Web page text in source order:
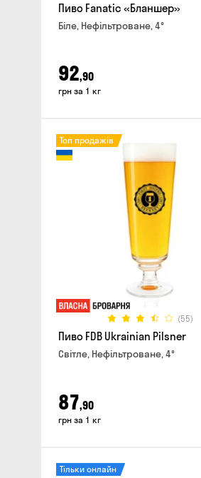
Пиво Fanatic «Бланшер»
Біле, Нефільтроване, 4°
92,90
грн за 1 кг
(55)
Топ продажів
Пиво FDB Ukrainian Pilsner
Світле, Нефільтроване, 4°
87,90
грн за 1 кг
Тільки онлайн